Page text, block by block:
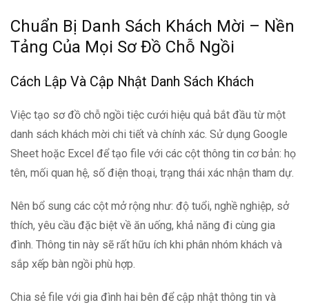
Chuẩn Bị Danh Sách Khách Mời – Nền
Tảng Của Mọi Sơ Đồ Chỗ Ngồi
Cách Lập Và Cập Nhật Danh Sách Khách
Việc tạo sơ đồ chỗ ngồi tiệc cưới hiệu quả bắt đầu từ một
danh sách khách mời chi tiết và chính xác. Sử dụng Google
Sheet hoặc Excel để tạo file với các cột thông tin cơ bản: họ
tên, mối quan hệ, số điện thoại, trạng thái xác nhận tham dự.
Nên bổ sung các cột mở rộng như: độ tuổi, nghề nghiệp, sở
thích, yêu cầu đặc biệt về ăn uống, khả năng đi cùng gia
đình. Thông tin này sẽ rất hữu ích khi phân nhóm khách và
sắp xếp bàn ngồi phù hợp.
Chia sẻ file với gia đình hai bên để cập nhật thông tin và